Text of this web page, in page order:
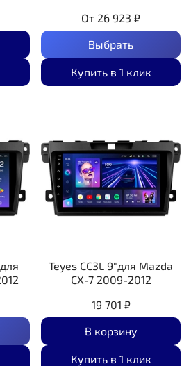
От 26 923 ₽
Выбрать
Купить в 1 клик
Teyes CC3L 9"для Mazda
CX-7 2009-2012
19 701 ₽
В корзину
Купить в 1 клик